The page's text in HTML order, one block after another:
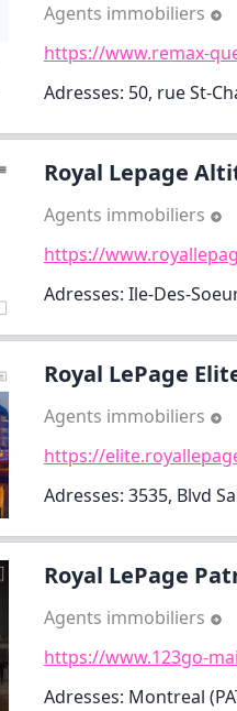
Agents immobiliers
https://www.remax-
Adresses: 50, rue St-
Royal Lepage
Agents immobiliers
https://
Adresses: Ile-Des-
Royal LePage
Agents immobiliers
https://
Adresses: 3535, Blvd
Royal LePage
Agents immobiliers
https://www.123go-
Adresses: Montreal